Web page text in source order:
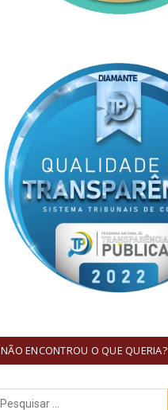
NÃO ENCONTROU O QUE QUERIA?